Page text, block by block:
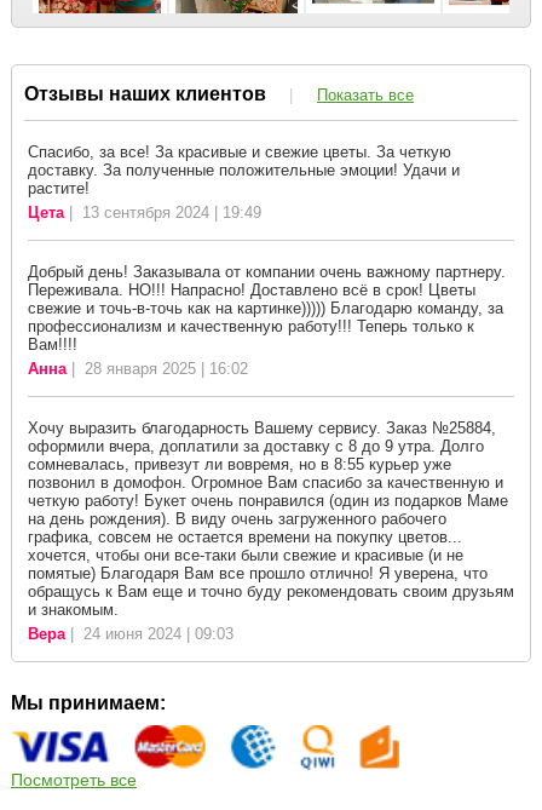
Отзывы наших клиентов | Показать все
Спасибо, за все! За красивые и свежие цветы. За четкую
доставку. За полученные положительные эмоции! Удачи и
растите!
Цета| 13 сентября 2024 | 19:49
Добрый день! Заказывала от компании очень важному партнеру.
Переживала. НО!!! Напрасно! Доставлено всё в срок! Цветы
свежие и точь-в-точь как на картинке))))) Благодарю команду, за
профессионализм и качественную работу!!! Теперь только к
Вам!!!!
Анна| 28 января 2025 | 16:02
Хочу выразить благодарность Вашему сервису. Заказ №25884,
оформили вчера, доплатили за доставку с 8 до 9 утра. Долго
сомневалась, привезут ли вовремя, но в 8:55 курьер уже
позвонил в домофон. Огромное Вам спасибо за качественную и
четкую работу! Букет очень понравился (один из подарков Маме
на день рождения). В виду очень загруженного рабочего
графика, совсем не остается времени на покупку цветов...
хочется, чтобы они все-таки были свежие и красивые (и не
помятые) Благодаря Вам все прошло отлично! Я уверена, что
обращусь к Вам еще и точно буду рекомендовать своим друзьям
и знакомым.
Вера| 24 июня 2024 | 09:03
Мы принимаем:
Посмотреть все